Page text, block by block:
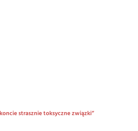
strasznie toksyczne związki”